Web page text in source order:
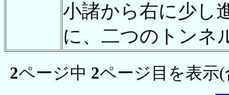
小諸から右に少し
に、二つのトンネ
2ページ中 2ページ目を表示(